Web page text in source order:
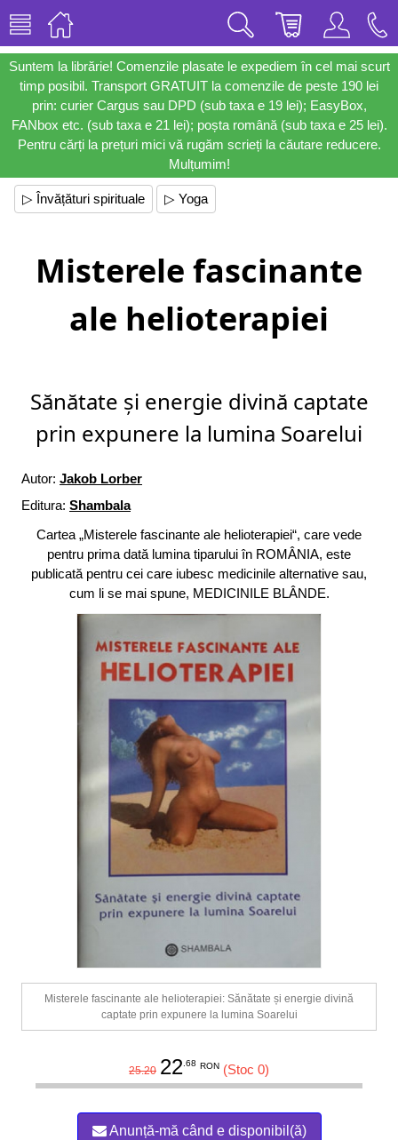
Suntem la librărie! Comenzile plasate le expediem în cel mai scurt
timp posibil. Transport GRATUIT la comenzile de peste 190 lei
prin: curier Cargus sau DPD (sub taxa e 19 lei); EasyBox,
FANbox etc. (sub taxa e 21 lei); poșta română (sub taxa e 25 lei).
Pentru cărți la prețuri mici vă rugăm scrieți la căutare reducere.
Mulțumim!
▷ Învățături spirituale ▷ Yoga
Misterele fascinante
ale helioterapiei
Sănătate și energie divină captate
prin expunere la lumina Soarelui
Autor: Jakob Lorber
Editura: Shambala
Cartea „Misterele fascinante ale helioterapiei“, care vede
pentru prima dată lumina tiparului în ROMÂNIA, este
publicată pentru cei care iubesc medicinile alternative sau,
cum li se mai spune, MEDICINILE BLÂNDE.
Misterele fascinante ale helioterapiei: Sănătate și energie divină
captate prin expunere la lumina Soarelui
25.20 22.68 RON (Stoc 0)
Anunță-mă când e disponibil(ă)